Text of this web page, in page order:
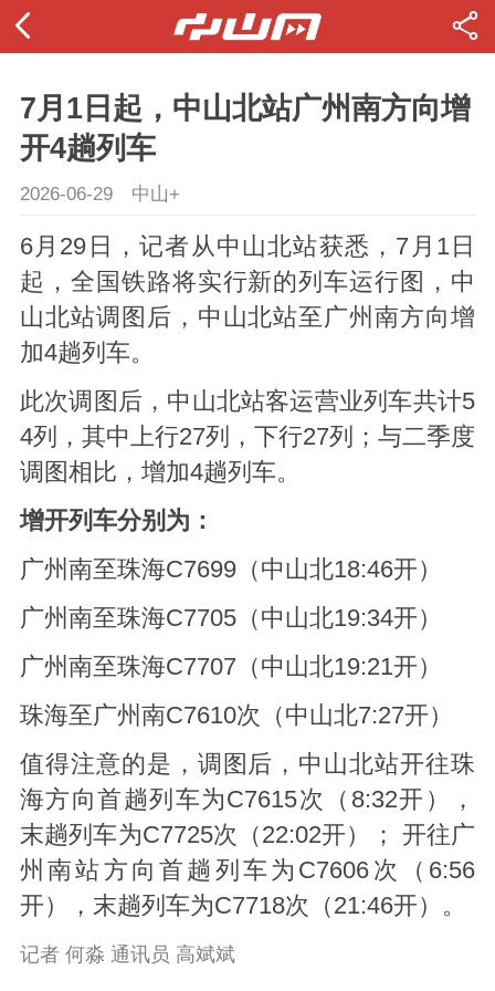
7月1日起，中山北站广州南方向增
开4趟列车
2026-06-29 中山+
6月29日，记者从中山北站获悉，7月1日
起，全国铁路将实行新的列车运行图，中
山北站调图后，中山北站至广州南方向增
加4趟列车。
此次调图后，中山北站客运营业列车共计5
4列，其中上行27列，下行27列；与二季度
调图相比，增加4趟列车。
增开列车分别为：
广州南至珠海C7699（中山北18:46开）
广州南至珠海C7705（中山北19:34开）
广州南至珠海C7707（中山北19:21开）
珠海至广州南C7610次（中山北7:27开）
值得注意的是，调图后，中山北站开往珠
海方向首趟列车为C7615次（8:32开），
末趟列车为C7725次（22:02开）； 开往广
州南站方向首趟列车为C7606次（6:56
开），末趟列车为C7718次（21:46开）。
记者 何淼 通讯员 高斌斌